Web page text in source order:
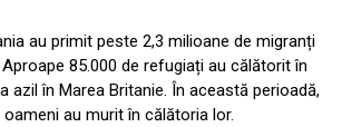
au primit peste 2,3 milioane de migranți
85.000 de refugiați au călătorit în
azil în Marea Britanie. În această perioadă,
au murit în călătoria lor.